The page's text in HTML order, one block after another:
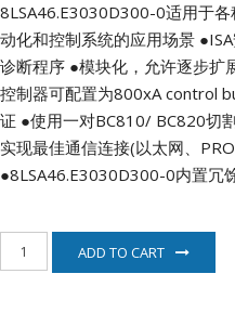
8LSA46.E3030D300-0适用于
动化和控制系统的应用场景
诊断程序 ●模块化，允许逐步扩
控制器可配置为800xA control
证 ●使用一对BC810/ BC820切
实现最佳通信连接(以太网、
●8LSA46.E3030D300-0内置冗
ADD TO CART